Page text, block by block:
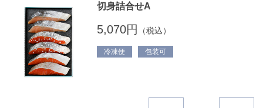
切身詰合せA
5,070円 （税込）
冷凍便 包装可